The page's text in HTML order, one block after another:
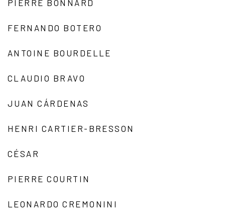
PIERRE BONNARD
FERNANDO BOTERO
ANTOINE BOURDELLE
CLAUDIO BRAVO
JUAN CÁRDENAS
HENRI CARTIER-BRESSON
CÉSAR
PIERRE COURTIN
LEONARDO CREMONINI